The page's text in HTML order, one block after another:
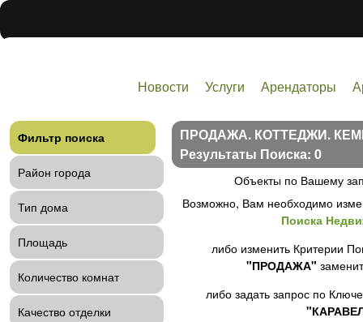
Новости Услуги Арендаторы
Фильтр поиска
Район города
Тип дома
Площадь
Количество комнат
Качество отделки
ПРОДАЖА. КОТТЕДЖИ.
Результаты Поиска: 0
Объекты по Вашему
Возможно, Вам необходимо
Поиска
либо изменить Критерии
"ПРОДАЖА"
либо задать запрос по